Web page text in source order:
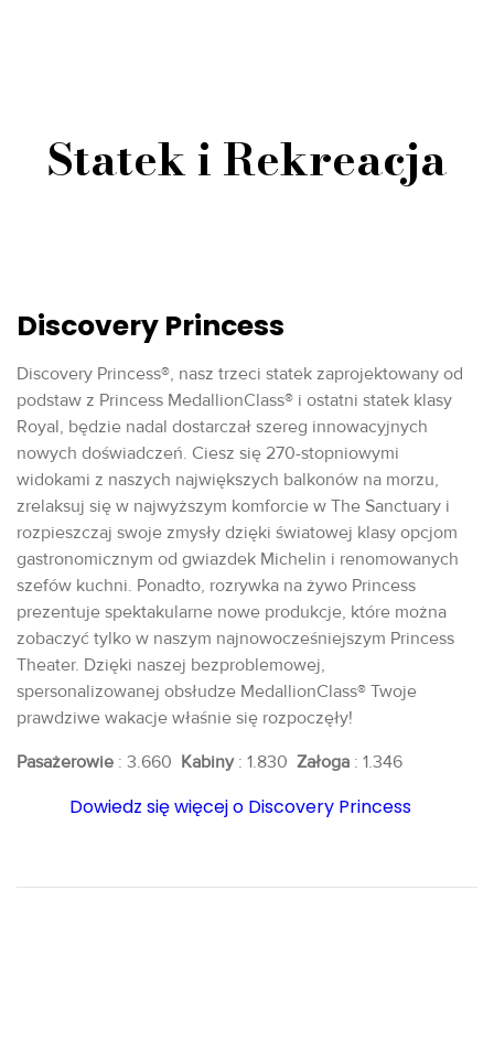
Statek i Rekreacja
Discovery Princess
Discovery Princess®, nasz trzeci statek zaprojektowany od
podstaw z Princess MedallionClass® i ostatni statek klasy
Royal, będzie nadal dostarczał szereg innowacyjnych
nowych doświadczeń. Ciesz się 270-stopniowymi
widokami z naszych największych balkonów na morzu,
zrelaksuj się w najwyższym komforcie w The Sanctuary i
rozpieszczaj swoje zmysły dzięki światowej klasy opcjom
gastronomicznym od gwiazdek Michelin i renomowanych
szefów kuchni. Ponadto, rozrywka na żywo Princess
prezentuje spektakularne nowe produkcje, które można
zobaczyć tylko w naszym najnowocześniejszym Princess
Theater. Dzięki naszej bezproblemowej,
spersonalizowanej obsłudze MedallionClass® Twoje
prawdziwe wakacje właśnie się rozpoczęły!
Pasażerowie : 3.660 Kabiny: 1.830 Załoga : 1.346
Dowiedz się więcej o Discovery Princess